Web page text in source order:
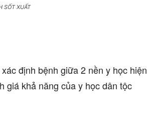
SỐT XUẤT
định bệnh giữa 2 nền y học hiện
giá khả năng của y học dân tộc